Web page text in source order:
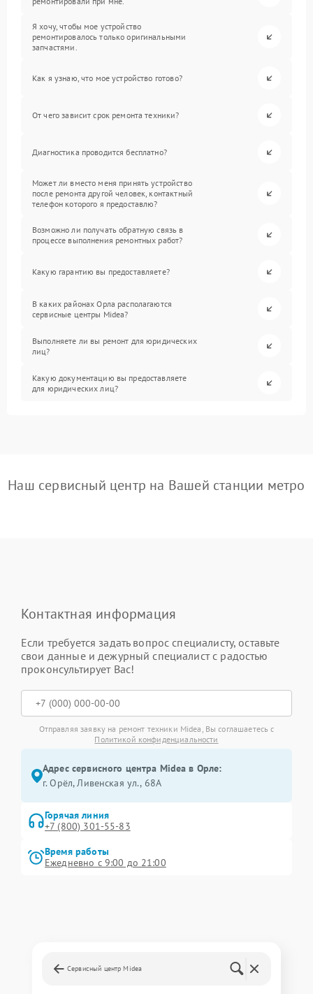
Я хочу, чтобы мое устройство
ремонтировалось только оригинальными
запчастями.
Как я узнаю, что мое устройство готово?
От чего зависит срок ремонта техники?
Диагностика проводится бесплатно?
Может ли вместо меня принять устройство
после ремонта другой человек, контактный
телефон которого я предоставлю?
Возможно ли получать обратную связь в
процессе выполнения ремонтных работ?
Какую гарантию вы предоставляете?
В каких районах Орла располагаются
сервисные центры Midea?
Выполняете ли вы ремонт для юридических
лиц?
Какую документацию вы предоставляете
для юридических лиц?
Наш сервисный центр на Вашей станции метро
Контактная информация
Если требуется задать вопрос специалисту, оставьте
свои данные и дежурный специалист с радостью
проконсультирует Вас!
Отправляя заявку на ремонт техники Midea, Вы соглашаетесь с
Политикой конфиденциальности
Адрес сервисного центра Midea в Орле:
г. Орёл, Ливенская ул., 68А
Горячая линия
+7 (800) 301-55-83
Время работы
Ежедневно с 9:00 до 21:00
Сервисный центр Midea